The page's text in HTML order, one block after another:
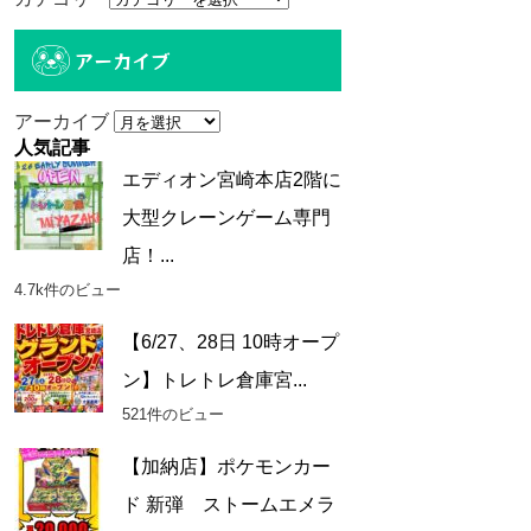
アーカイブ
アーカイブ
人気記事
エディオン宮崎本店2階に
大型クレーンゲーム専門
店！...
4.7k件のビュー
【6/27、28日 10時オープ
ン】トレトレ倉庫宮...
521件のビュー
【加納店】ポケモンカー
ド 新弾 ストームエメラ